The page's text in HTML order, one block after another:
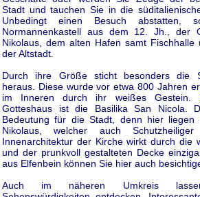
Stadt und tauchen Sie in die
Unbedingt einen Besuch abstatten,
Normannenkastell aus dem 12. Jh., der
Nikolaus, dem alten Hafen samt Fischhalle
der Altstadt.
Durch ihre Größe sticht besonders die
heraus. Diese wurde vor etwa 800 Jahren
im Inneren durch ihr weißes Gestein.
Gotteshaus ist die Basilika San Nicola.
Bedeutung für die Stadt, denn hier liegen
Nikolaus, welcher auch
Innenarchitektur der Kirche wirkt durch die
und der prunkvoll gestalteten Decke
aus Elfenbein können Sie hier auch
Auch im näheren Umkreis